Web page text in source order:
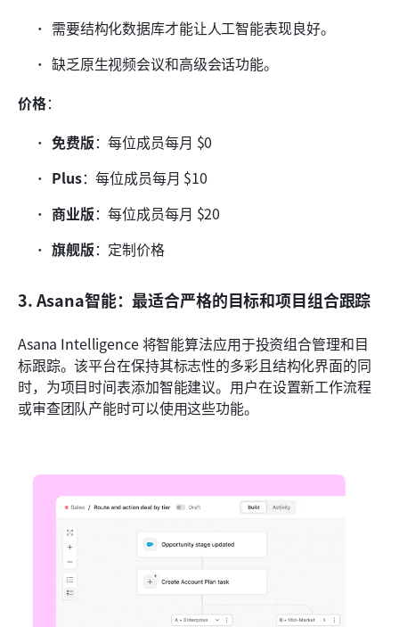
需要结构化数据库才能让人工智能表现良好。
缺乏原生视频会议和高级会话功能。
价格：
免费版：每位成员每月 $0
Plus：每位成员每月 $10
商业版：每位成员每月 $20
旗舰版：定制价格
3. Asana智能：最适合严格的目标和项目组合跟踪
Asana Intelligence 将智能算法应用于投资组合管理和目
标跟踪。该平台在保持其标志性的多彩且结构化界面的同
时，为项目时间表添加智能建议。用户在设置新工作流程
或审查团队产能时可以使用这些功能。